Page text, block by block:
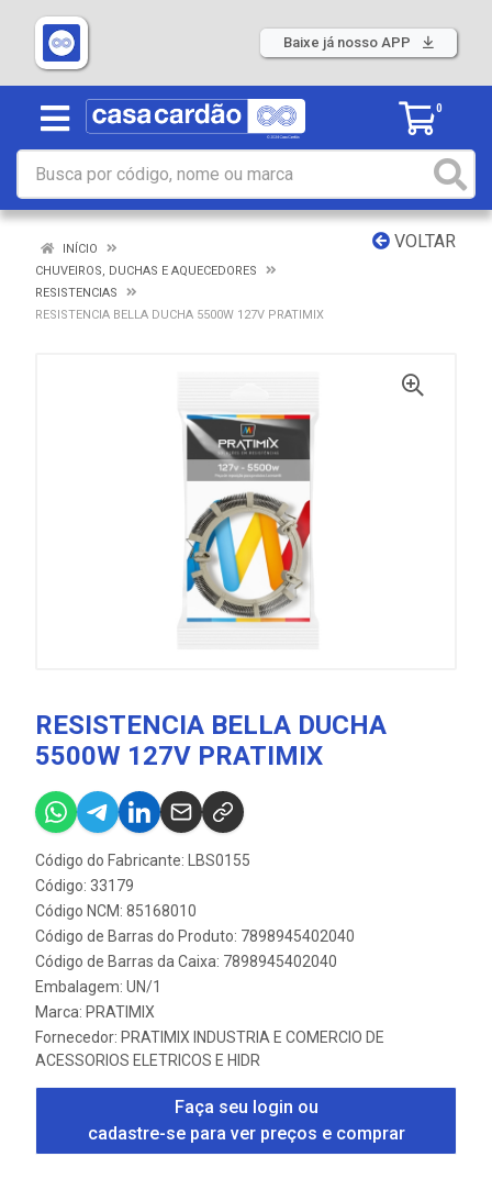
Baixe já nosso APP
0
VOLTAR
INÍCIO
CHUVEIROS, DUCHAS E AQUECEDORES
RESISTENCIAS
RESISTENCIA BELLA DUCHA 5500W 127V PRATIMIX
RESISTENCIA BELLA DUCHA
5500W 127V PRATIMIX
Código do Fabricante: LBS0155
Código: 33179
Código NCM: 85168010
Código de Barras do Produto: 7898945402040
Código de Barras da Caixa: 7898945402040
Embalagem: UN/1
Marca: PRATIMIX
Fornecedor: PRATIMIX INDUSTRIA E COMERCIO DE
ACESSORIOS ELETRICOS E HIDR
Faça seu login ou
cadastre-se para ver preços e comprar